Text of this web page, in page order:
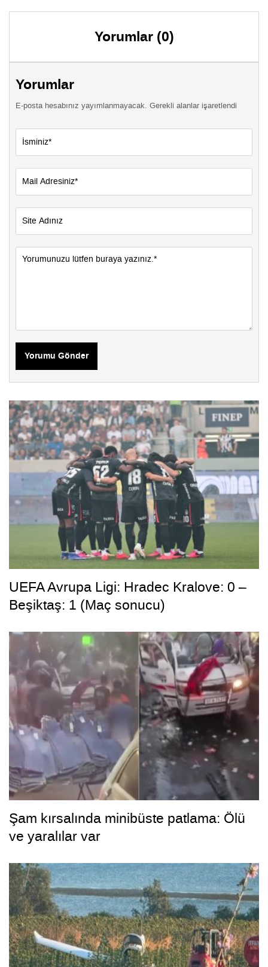
Yorumlar (0)
Yorumlar
E-posta hesabınız yayımlanmayacak. Gerekli alanlar işaretlendi
Yorumu Gönder
UEFA Avrupa Ligi: Hradec Kralove: 0 –
Beşiktaş: 1 (Maç sonucu)
Şam kırsalında minibüste patlama: Ölü
ve yaralılar var